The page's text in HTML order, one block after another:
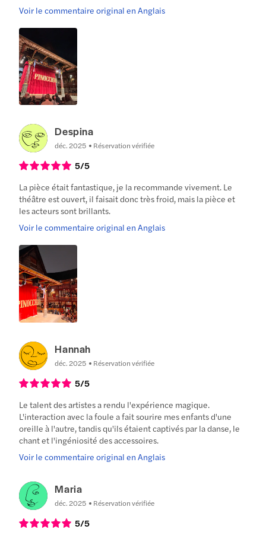
Voir le commentaire original en Anglais
Despina
déc. 2025 Réservation vérifiée
5/5
La pièce était fantastique, je la recommande vivement. Le
théâtre est ouvert, il faisait donc très froid, mais la pièce et
les acteurs sont brillants.
Voir le commentaire original en Anglais
Hannah
déc. 2025 Réservation vérifiée
5/5
Le talent des artistes a rendu l'expérience magique.
L'interaction avec la foule a fait sourire mes enfants d'une
oreille à l'autre, tandis qu'ils étaient captivés par la danse, le
chant et l'ingéniosité des accessoires.
Voir le commentaire original en Anglais
Maria
déc. 2025 Réservation vérifiée
5/5